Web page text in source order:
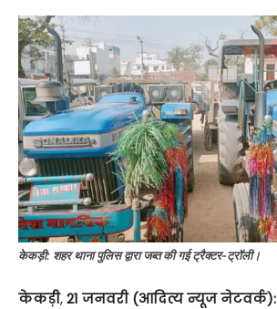
केकड़ी: शहर थाना पुलिस द्वारा जब्त की गई ट्रैक्टर-ट्रॉली।
केकड़ी,21 जनवरी (आदित्य न्यूज नेटवर्क):